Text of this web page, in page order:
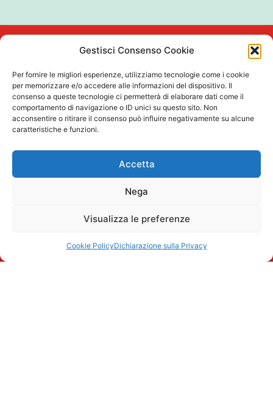
Gestisci Consenso Cookie
Per fornire le migliori esperienze, utilizziamo tecnologie come i cookie
per memorizzare e/o accedere alle informazioni del dispositivo. Il
consenso a queste tecnologie ci permetterà di elaborare dati come il
comportamento di navigazione o ID unici su questo sito. Non
acconsentire o ritirare il consenso può influire negativamente su alcune
caratteristiche e funzioni.
Accetta
Nega
Visualizza le preferenze
Cookie PolicyDichiarazione sulla Privacy
Showroom, spazio di
consulenza e
formazione per
architetti nel cuore
Milano.
Links
Vai al tuo
Account
Servizi per
Servizi per
le aziende
Workshop
Privacy
Policy
Cookie
Policy
condizioni
Iscriviti Alla
Newsletter
Nome
Cognome
Acconsento al
miei dati personali